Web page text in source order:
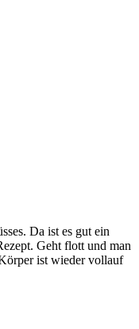
Da ist es gut ein
Geht flott und man
ist wie­der voll­auf